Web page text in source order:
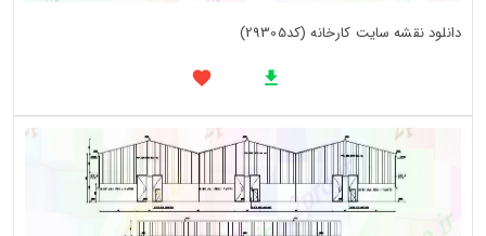
دانلود نقشه سایت کارخانه (کد29305)